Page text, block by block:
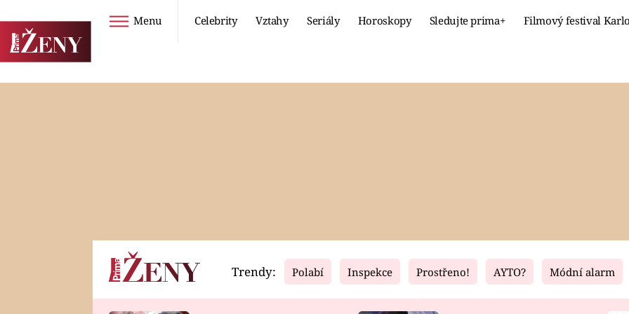
Menu Celebrity Vztahy Seriály Horoskopy Sledujte prima+ Filmový festival
Horoskopy Video Fresh Living
Trendy: Polabí Inspekce Prostřeno! AYTO? Módní alarm